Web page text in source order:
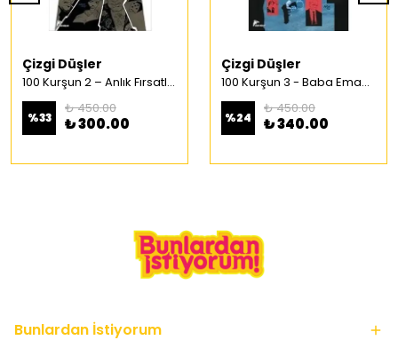
Çizgi Düşler
100 Kurşun 2 – Anlık Fırsatlar Türkçe Çizgi Roman
%33
₺ 450.00
₺ 300.00
Çizgi Düşler
100 Kurşun 3 - Baba Emaneti Türkçe Çizgi Roman
%24
₺ 450.00
₺ 340.00
Bunlardan İstiyorum